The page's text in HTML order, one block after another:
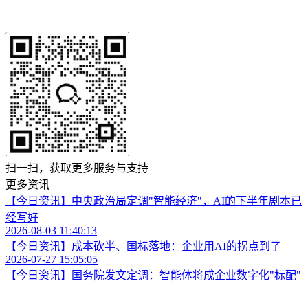
扫一扫，获取更多服务与支持
更多资讯
【今日资讯】中央政治局定调"智能经济"，AI的下半年剧本已
经写好
2026-08-03 11:40:13
【今日资讯】成本砍半、国标落地：企业用AI的拐点到了
2026-07-27 15:05:05
【今日资讯】国务院发文定调：智能体将成企业数字化"标配"